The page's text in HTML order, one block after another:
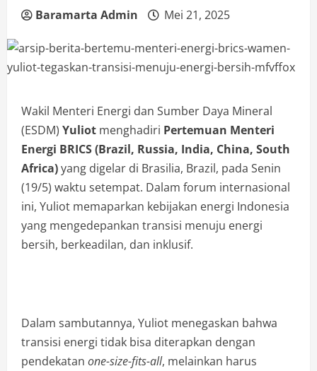
Baramarta Admin Mei 21, 2025
Wakil Menteri Energi dan Sumber Daya Mineral
(ESDM) Yuliot menghadiri Pertemuan Menteri
Energi BRICS (Brazil, Russia, India, China, South
Africa)yang digelar di Brasilia, Brazil, pada Senin
(19/5) waktu setempat. Dalam forum internasional
ini, Yuliot memaparkan kebijakan energi Indonesia
yang mengedepankan transisi menuju energi
bersih, berkeadilan, dan inklusif.
Dalam sambutannya, Yuliot menegaskan bahwa
transisi energi tidak bisa diterapkan dengan
pendekatan one-size-fits-all, melainkan harus